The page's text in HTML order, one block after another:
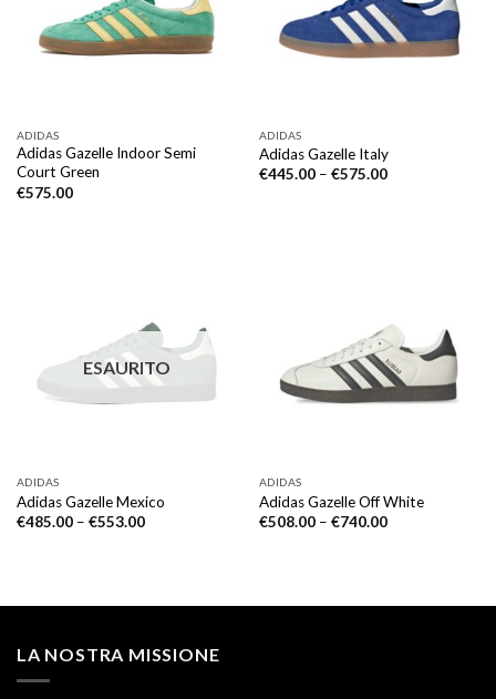
ADIDAS
Adidas Gazelle Indoor Semi
Court Green
€575.00
ADIDAS
Adidas Gazelle Italy
€445.00– €575.00
ESAURITO
ADIDAS
Adidas Gazelle Mexico
€485.00– €553.00
ADIDAS
Adidas Gazelle Off White
€508.00– €740.00
LA NOSTRA MISSIONE